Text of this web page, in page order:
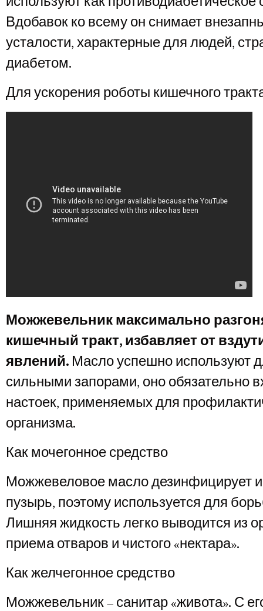
Вдобавок ко всему он снимает
усталости, характерные для людей,
диабетом.
Для ускорения роботы кишечного
Можжевельник максимально
кишечный тракт, избавляет от
явлений. Масло успешно используют
сильными запорами, оно обязательно
настоек, применяемых для
организма.
Как мочегонное средство
Можжевеловое масло дезинфицирует
пузырь, поэтому используется для
Лишняя жидкость легко выводится из
приема отваров и чистого «нектара».
Как желчегонное средство
Можжевельник – санитар «живота». С